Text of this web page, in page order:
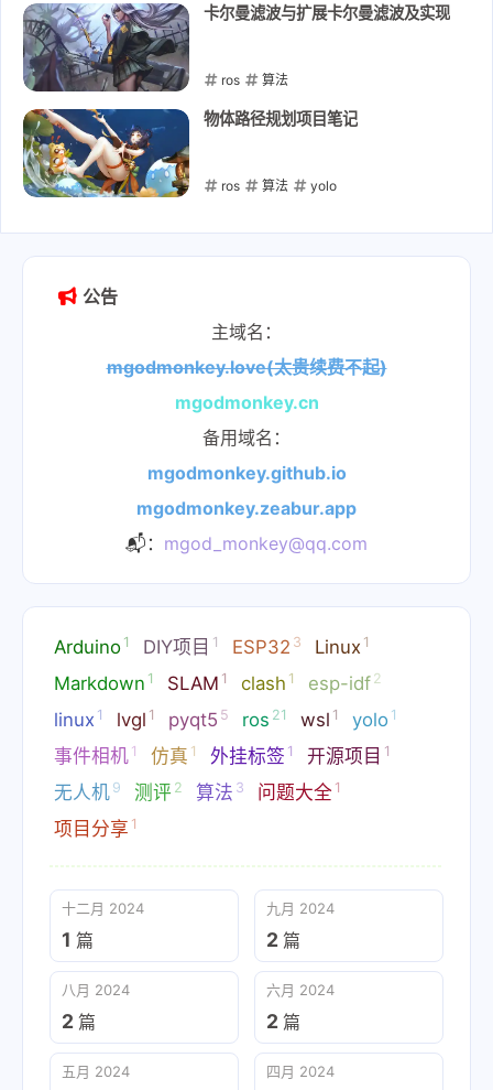
2023-09-11
卡尔曼滤波与扩展卡尔曼滤波及实现
ros 算法
2023-07-07
物体路径规划项目笔记
ros 算法 yolo
公告
主域名：
mgodmonkey.love(太贵续费不起)
mgodmonkey.cn
备用域名：
mgodmonkey.github.io
mgodmonkey.zeabur.app
📬： mgod_monkey@qq.com
Arduino 1 DIY项目 1 ESP32 3 Linux 1
Markdown 1 SLAM 1 clash 1 esp-idf 2
linux 1 lvgl 1 pyqt5 5 ros 21 wsl 1 yolo 1
事件相机 1 仿真 1 外挂标签 1 开源项目 1
无人机 9 测评 2 算法 3 问题大全 1
项目分享 1
十二月 2024
1 篇
九月 2024
2 篇
八月 2024
2 篇
六月 2024
2 篇
五月 2024 四月 2024